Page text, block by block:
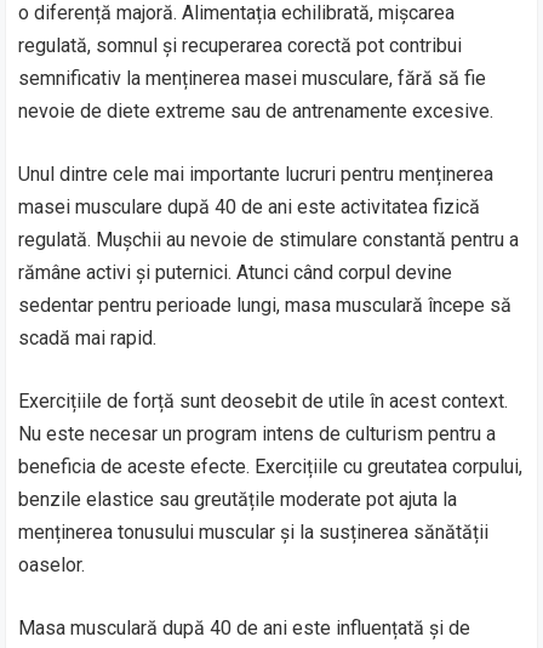
o diferență majoră. Alimentația echilibrată, mișcarea
regulată, somnul și recuperarea corectă pot contribui
semnificativ la menținerea masei musculare, fără să fie
nevoie de diete extreme sau de antrenamente excesive.
Unul dintre cele mai importante lucruri pentru menținerea
masei musculare după 40 de ani este activitatea fizică
regulată. Mușchii au nevoie de stimulare constantă pentru a
rămâne activi și puternici. Atunci când corpul devine
sedentar pentru perioade lungi, masa musculară începe să
scadă mai rapid.
Exercițiile de forță sunt deosebit de utile în acest context.
Nu este necesar un program intens de culturism pentru a
beneficia de aceste efecte. Exercițiile cu greutatea corpului,
benzile elastice sau greutățile moderate pot ajuta la
menținerea tonusului muscular și la susținerea sănătății
oaselor.
Masa musculară după 40 de ani este influențată și de